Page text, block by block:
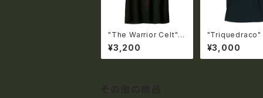
"The Warrior Celt" T
-Shirts【国内送料無
料】
¥3,200
"Triquedraco"
rts
¥3,000